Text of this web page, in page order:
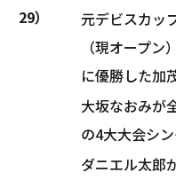
29）
元デビスカッ
（現オープ
に優勝した加
大坂なおみが
の4大大会シ
ダニエル太郎